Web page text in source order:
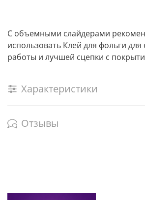
С объемными слайдерами
использовать Клей для фольги для
работы и лучшей сцепки с
Характеристики
Отзывы